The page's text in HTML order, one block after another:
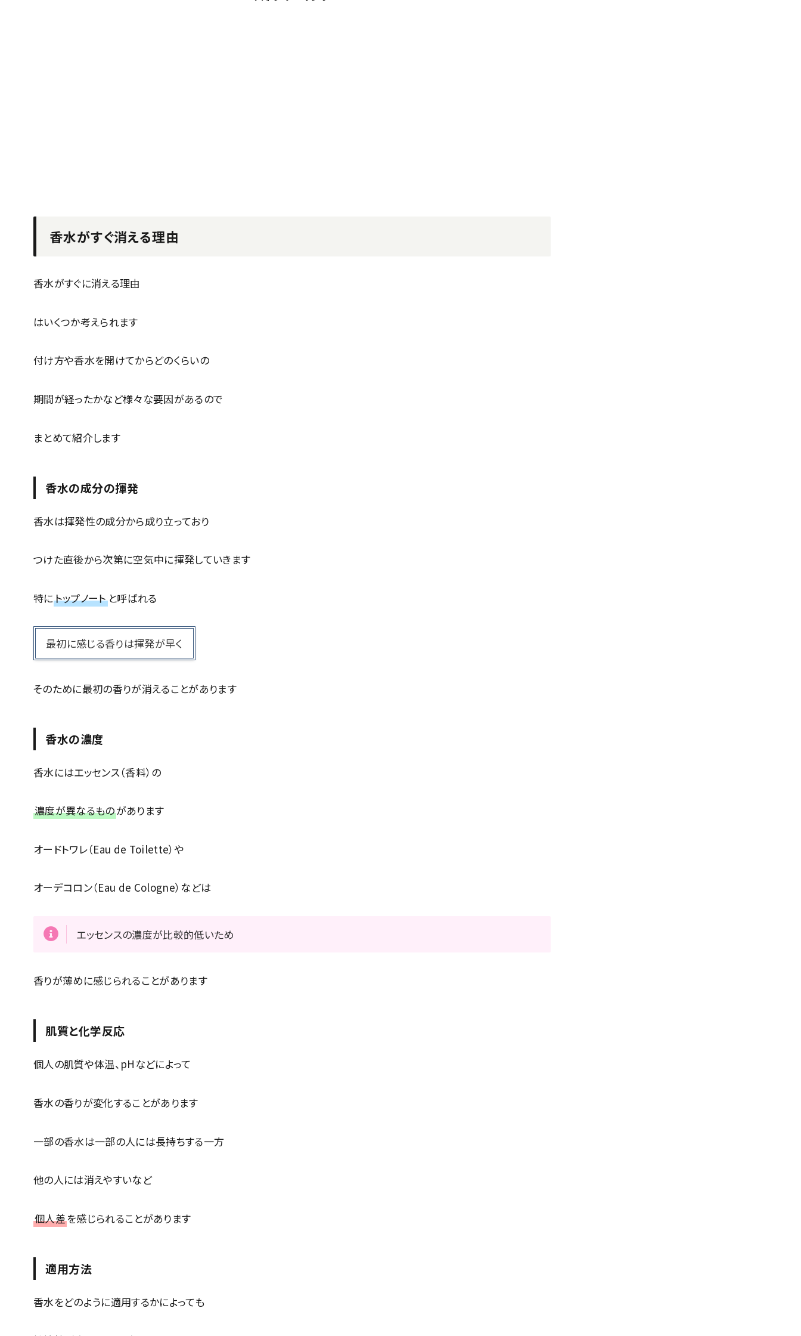
香水がすぐ消える理由
香水がすぐに消える理由
はいくつか考えられます
付け方や香水を開けてからどのくらいの
期間が経ったかなど様々な要因があるので
まとめて紹介します
香水の成分の揮発
香水は揮発性の成分から成り立っており
つけた直後から次第に空気中に揮発していきます
特にトップノートと呼ばれる
最初に感じる香りは揮発が早く
そのために最初の香りが消えることがあります
香水の濃度
香水にはエッセンス（香料）の
濃度が異なるものがあります
オードトワレ（Eau de Toilette）や
オーデコロン（Eau de Cologne）などは
エッセンスの濃度が比較的低いため
香りが薄めに感じられることがあります
肌質と化学反応
個人の肌質や体温、pHなどによって
香水の香りが変化することがあります
一部の香水は一部の人には長持ちする一方
他の人には消えやすいなど
個人差を感じられることがあります
適用方法
香水をどのように適用するかによっても